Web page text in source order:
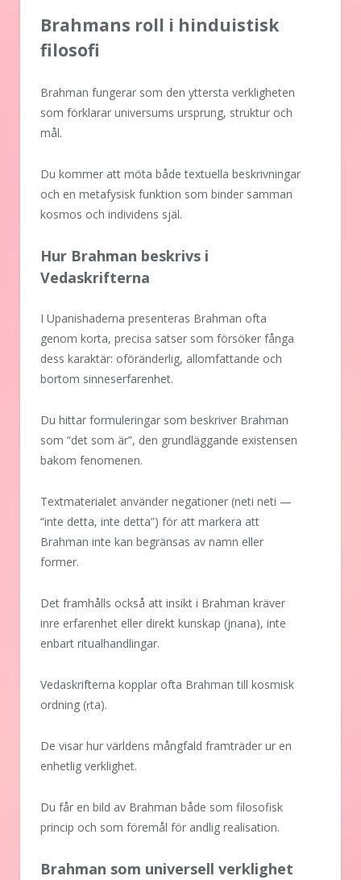
Brahmans roll i hinduistisk
filosofi
Brahman fungerar som den yttersta verkligheten
som förklarar universums ursprung, struktur och
mål.
Du kommer att möta både textuella beskrivningar
och en metafysisk funktion som binder samman
kosmos och individens själ.
Hur Brahman beskrivs i
Vedaskrifterna
I Upanishaderna presenteras Brahman ofta
genom korta, precisa satser som försöker fånga
dess karaktär: oföränderlig, allomfattande och
bortom sinneserfarenhet.
Du hittar formuleringar som beskriver Brahman
som “det som är”, den grundläggande existensen
bakom fenomenen.
Textmaterialet använder negationer (neti neti —
“inte detta, inte detta”) för att markera att
Brahman inte kan begränsas av namn eller
former.
Det framhålls också att insikt i Brahman kräver
inre erfarenhet eller direkt kunskap (jnana), inte
enbart ritualhandlingar.
Vedaskrifterna kopplar ofta Brahman till kosmisk
ordning (ṛta).
De visar hur världens mångfald framträder ur en
enhetlig verklighet.
Du får en bild av Brahman både som filosofisk
princip och som föremål för andlig realisation.
Brahman som universell verklighet